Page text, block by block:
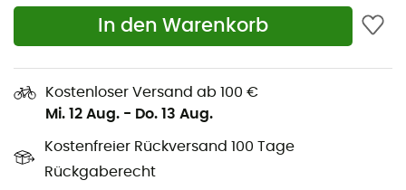
In den Warenkorb
Kostenloser Versand ab 100 €
Mi. 12 Aug. - Do. 13 Aug.
Kostenfreier Rückversand 100 Tage
Rückgaberecht
robuste Befestigungdeiner Lampe an
deinemHelmmit dem BefestigungssystemPro Adapt
Bestehend aus zwei Klebeteilen, die fürStoßfestigkeit
undFeuchtigkeitsbeständigkeit entwickelt wurden,
ermöglicht dieses System die Installation der
Möglichkeit, den Neigungswinkel deiner Lampe
einzustellen. Dieses Zubehör ist mit allen Petzl-Helmen